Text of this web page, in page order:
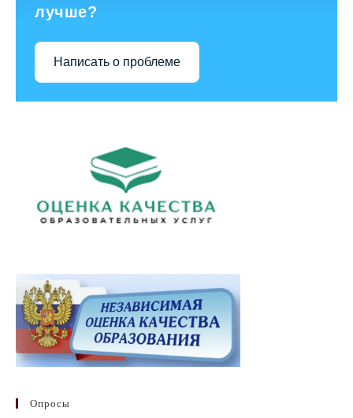
лучше?
Написать о проблеме
Опросы